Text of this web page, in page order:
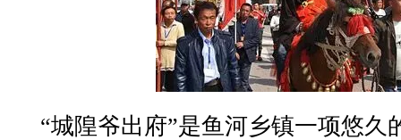
“城隍爷出府”是鱼河乡镇一项悠久